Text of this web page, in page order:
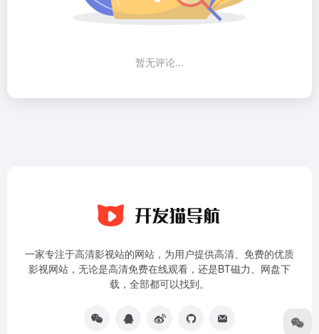
暂无评论...
一家专注于高清影视站的网站，为用户提供高清、免费的优质
影视网站，无论是高清免费在线观看，还是BT磁力、网盘下
载，全部都可以找到。